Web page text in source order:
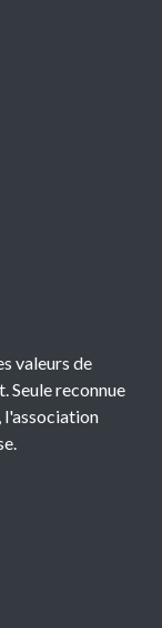
valeurs de
Seule reconnue
l'association